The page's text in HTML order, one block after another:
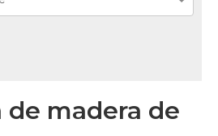
madera de